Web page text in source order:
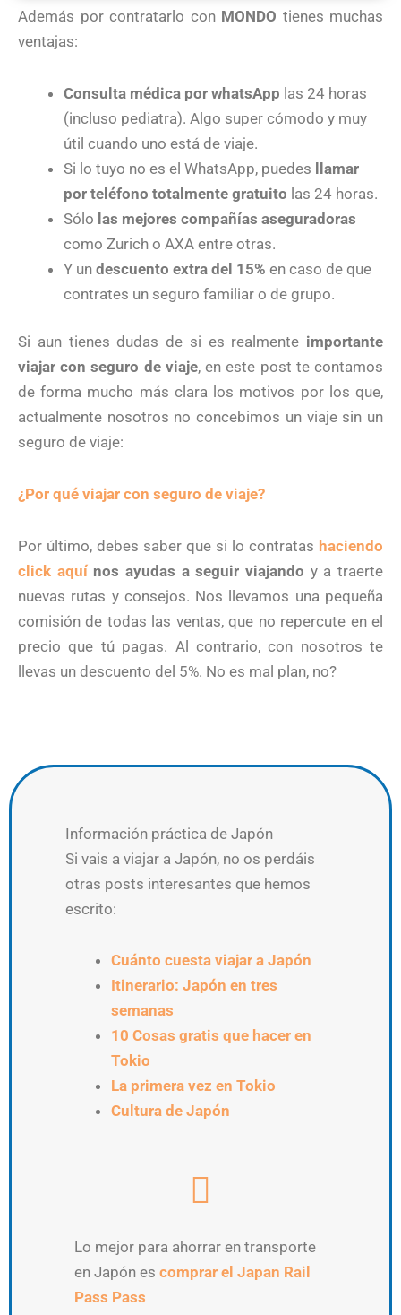
Además por contratarlo con MONDO tienes muchas
ventajas:
Consulta médica por whatsApp las 24 horas
(incluso pediatra). Algo super cómodo y muy
útil cuando uno está de viaje.
Si lo tuyo no es el WhatsApp, puedes llamar
por teléfono totalmente gratuito las 24 horas.
Sólo las mejores compañías aseguradoras
como Zurich o AXA entre otras.
Y un descuento extra del 15% en caso de que
contrates un seguro familiar o de grupo.
Si aun tienes dudas de si es realmente importante
viajar con seguro de viaje, en este post te contamos
de forma mucho más clara los motivos por los que,
actualmente nosotros no concebimos un viaje sin un
seguro de viaje:
¿Por qué viajar con seguro de viaje?
Por último, debes saber que si lo contratas haciendo
click aquí nos ayudas a seguir viajando y a traerte
nuevas rutas y consejos. Nos llevamos una pequeña
comisión de todas las ventas, que no repercute en el
precio que tú pagas. Al contrario, con nosotros te
llevas un descuento del 5%. No es mal plan, no?
Información práctica de Japón
Si vais a viajar a Japón, no os perdáis
otras posts interesantes que hemos
escrito:
Cuánto cuesta viajar a Japón
Itinerario: Japón en tres
semanas
10 Cosas gratis que hacer en
Tokio
La primera vez en Tokio
Cultura de Japón
Lo mejor para ahorrar en transporte
en Japón es comprar el Japan Rail
Pass Pass